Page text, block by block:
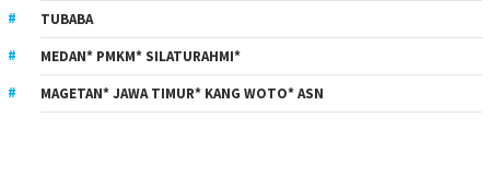
TUBABA
MEDAN* PMKM* SILATURAHMI*
MAGETAN* JAWA TIMUR* KANG WOTO* ASN